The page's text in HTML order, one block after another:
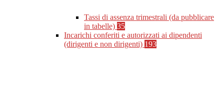
Tassi di assenza trimestrali (da pubblicare
in tabelle) 35
Incarichi conferiti e autorizzati ai dipendenti
(dirigenti e non dirigenti) 193